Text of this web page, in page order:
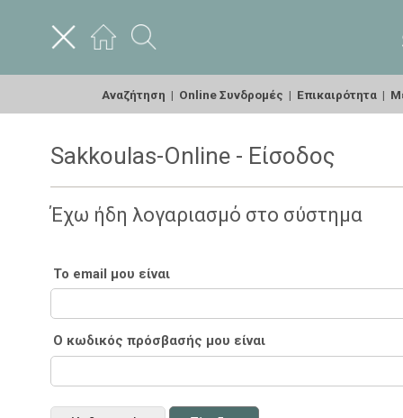
Αναζήτηση | Online Συνδρομές | Επικαιρότητα |
Sakkoulas-Online - Είσοδος
Έχω ήδη λογαριασμό στο σύστημα
Το email μου είναι
Ο κωδικός πρόσβασής μου είναι